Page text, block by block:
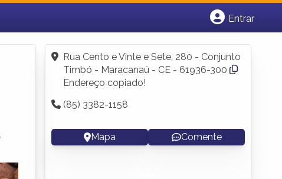
Entrar
Fazer login
Criar conta
Rua Cento e Vinte e Sete, 280 - Conjunto
Timbó - Maracanaú - CE - 61936-300
Endereço copiado!
(85) 3382-1158
Mapa Comente